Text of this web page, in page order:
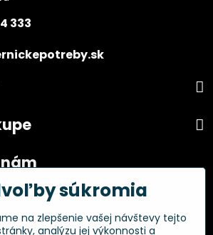
333
súkromia
na zlepšenie vašej návštevy tejto
analýzu jej výkonnosti a